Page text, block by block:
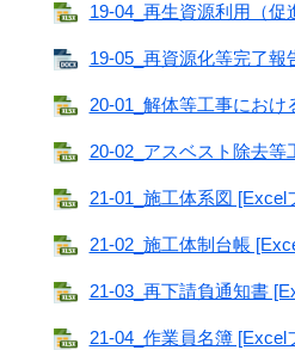
19-04_再生資源利用（
19-05_再資源化等完了報
20-01_解体等工事にお
20-02_アスベスト除去
21-01_施工体系図 [Excel
21-02_施工体制台帳
21-03_再下請負通知書
21-04_作業員名簿 [Excel